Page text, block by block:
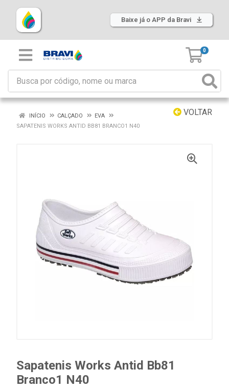
Baixe já o APP da Bravi
0
VOLTAR
INÍCIO CALÇADO
EVA
SAPATENIS WORKS ANTID BB81 BRANCO1 N40
Sapatenis Works Antid Bb81
Branco1 N40